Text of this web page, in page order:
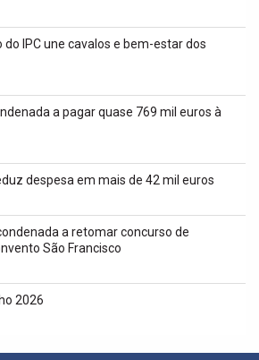
do IPC une cavalos e bem-estar dos
a pagar quase 769 mil euros à
despesa em mais de 42 mil euros
a retomar concurso de
São Francisco
2026